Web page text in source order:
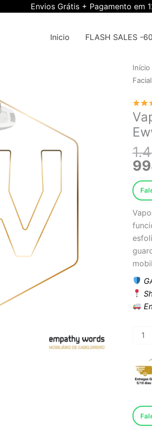
Envios Grátis + Pagamento em
Inicio FLASH SALES -
Início
de
facial
de
luxo